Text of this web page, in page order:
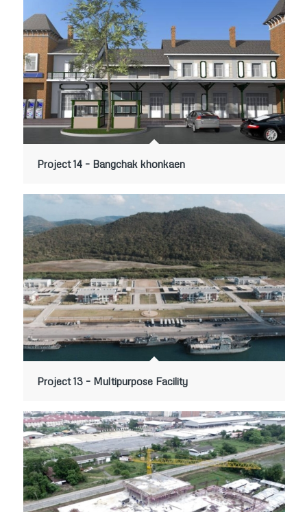
Project 14 – Bangchak khonkaen
Project 13 – Multipurpose Facility